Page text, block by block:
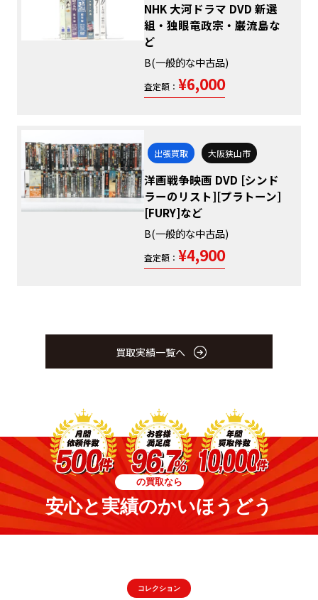
NHK 大河ドラマ DVD 新選
組・独眼竜政宗・巌流島な
ど
B(一般的な中古品)
査定額： ¥6,000
出張買取 大阪狭山市
洋画戦争映画 DVD [シンド
ラーのリスト][プラトーン]
[FURY]など
B(一般的な中古品)
査定額： ¥4,900
買取実績一覧へ
の買取なら
安心と実績のかいほうどう
コレクション